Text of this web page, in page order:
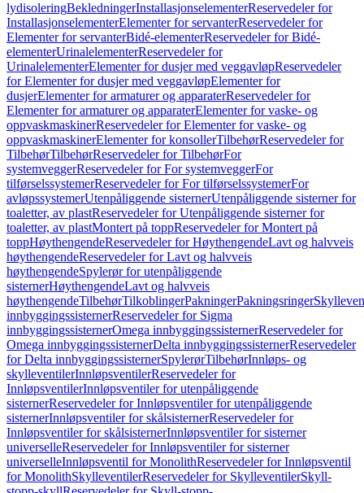
lydisoleringBekledningerInstallasjonselementerReservedeler for
InstallasjonselementerElementer for servanterReservedeler for
Elementer for servanterBidé-elementerReservedeler for Bidé-
elementerUrinalelementerReservedeler for
UrinalelementerElementer for dusjer med veggavløpReservedeler
for Elementer for dusjer med veggavløpElementer for
dusjerElementer for armaturer og apparaterReservedeler for
Elementer for armaturer og apparaterElementer for vaske- og
oppvaskmaskinerReservedeler for Elementer for vaske- og
oppvaskmaskinerElementer for konsollerTilbehørReservedeler for
TilbehørTilbehørReservedeler for TilbehørFor
systemveggerReservedeler for For systemveggerFor
tilførselssystemerReservedeler for For tilførselssystemerFor
avløpssystemerUtenpåliggende sisternerUtenpåliggende sisterner for
toaletter, av plastReservedeler for Utenpåliggende sisterner for
toaletter, av plastMontert på toppReservedeler for Montert på
toppHøythengendeReservedeler for HøythengendeLavt og halvveis
høythengendeReservedeler for Lavt og halvveis
høythengendeSpylerør for utenpåliggende
sisternerHøythengendeLavt og halvveis
høythengendeTilbehørTilkoblingerPakningerPakningsringer
innbyggingssisternerReservedeler for Sigma
innbyggingssisternerOmega innbyggingssisternerReservedeler for
Omega innbyggingssisternerDelta innbyggingssisternerReservedeler
for Delta innbyggingssisternerSpylerørTilbehørInnløps- og
skylleventilerInnløpsventilerReservedeler for
InnløpsventilerInnløpsventiler for utenpåliggende
sisternerReservedeler for Innløpsventiler for utenpåliggende
sisternerInnløpsventiler for skålsisternerReservedeler for
Innløpsventiler for skålsisternerInnløpsventiler for sisterner
universelleReservedeler for Innløpsventiler for sisterner
universelleInnløpsventil for MonolithReservedeler for Innløpsventil
for MonolithSkylleventilerReservedeler for SkylleventilerSkyll-